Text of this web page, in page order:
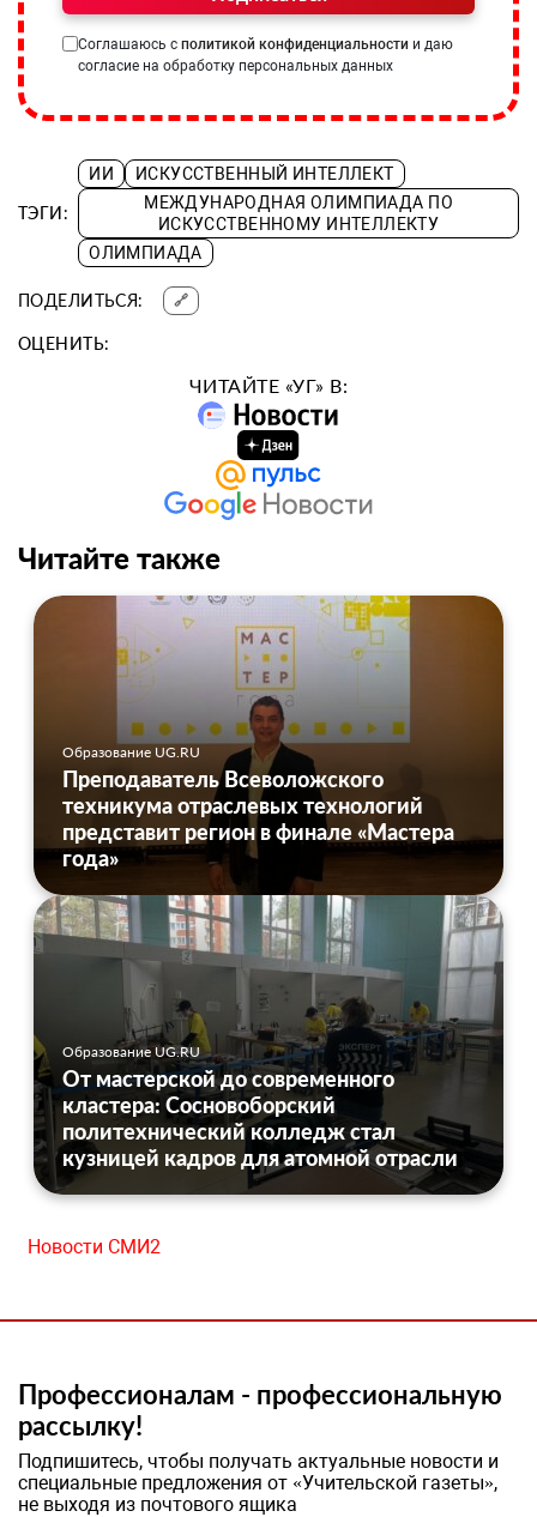
Соглашаюсь с политикой конфиденциальности и даю
согласие на обработку персональных данных
ТЭГИ:
ИИ
ИСКУССТВЕННЫЙ ИНТЕЛЛЕКТ
МЕЖДУНАРОДНАЯ ОЛИМПИАДА ПО
ИСКУССТВЕННОМУ ИНТЕЛЛЕКТУ
ОЛИМПИАДА
ПОДЕЛИТЬСЯ:
ОЦЕНИТЬ:
ЧИТАЙТЕ «УГ» В:
Читайте также
Образование UG.RU
Преподаватель Всеволожского
техникума отраслевых технологий
представит регион в финале «Мастера
года»
Образование UG.RU
От мастерской до современного
кластера: Сосновоборский
политехнический колледж стал
кузницей кадров для атомной отрасли
Новости СМИ2
Профессионалам - профессиональную
рассылку!
Подпишитесь, чтобы получать актуальные новости и
специальные предложения от «Учительской газеты»,
не выходя из почтового ящика